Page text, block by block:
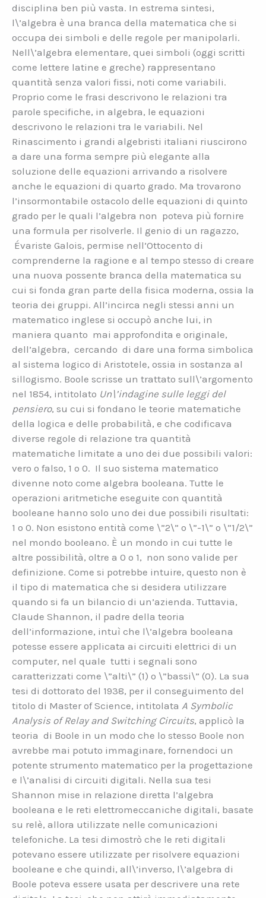
disciplina ben più vasta. In estrema sintesi,
l\’algebra è una branca della matematica che si
occupa dei simboli e delle regole per manipolarli.
Nell\’algebra elementare, quei simboli (oggi scritti
come lettere latine e greche) rappresentano
quantità senza valori fissi, noti come variabili.
Proprio come le frasi descrivono le relazioni tra
parole specifiche, in algebra, le equazioni
descrivono le relazioni tra le variabili. Nel
Rinascimento i grandi algebristi italiani riuscirono
a dare una forma sempre più elegante alla
soluzione delle equazioni arrivando a risolvere
anche le equazioni di quarto grado. Ma trovarono
l’insormontabile ostacolo delle equazioni di quinto
grado per le quali l’algebra non poteva più fornire
una formula per risolverle. Il genio di un ragazzo,
Évariste Galois, permise nell’Ottocento di
comprenderne la ragione e al tempo stesso di creare
una nuova possente branca della matematica su
cui si fonda gran parte della fisica moderna, ossia la
teoria dei gruppi. All’incirca negli stessi anni un
matematico inglese si occupò anche lui, in
maniera quanto mai approfondita e originale,
dell’algebra, cercando di dare una forma simbolica
al sistema logico di Aristotele, ossia in sostanza al
sillogismo. Boole scrisse un trattato sull\’argomento
nel 1854, intitolato Un\’indagine sulle leggi del
pensiero, su cui si fondano le teorie matematiche
della logica e delle probabilità, e che codificava
diverse regole di relazione tra quantità
matematiche limitate a uno dei due possibili valori:
vero o falso, 1 o 0. Il suo sistema matematico
divenne noto come algebra booleana. Tutte le
operazioni aritmetiche eseguite con quantità
booleane hanno solo uno dei due possibili risultati:
1 o 0. Non esistono entità come \”2\” o \”-1\” o \”1/2\”
nel mondo booleano. È un mondo in cui tutte le
altre possibilità, oltre a 0 o 1, non sono valide per
definizione. Come si potrebbe intuire, questo non è
il tipo di matematica che si desidera utilizzare
quando si fa un bilancio di un’azienda. Tuttavia,
Claude Shannon, il padre della teoria
dell’informazione, intuì che l\’algebra booleana
potesse essere applicata ai circuiti elettrici di un
computer, nel quale tutti i segnali sono
caratterizzati come \”alti\” (1) o \”bassi\” (0). La sua
tesi di dottorato del 1938, per il conseguimento del
titolo di Master of Science, intitolata A Symbolic
Analysis of Relay and Switching Circuits, applicò la
teoria di Boole in un modo che lo stesso Boole non
avrebbe mai potuto immaginare, fornendoci un
potente strumento matematico per la progettazione
e l\’analisi di circuiti digitali. Nella sua tesi
Shannon mise in relazione diretta l’algebra
booleana e le reti elettromeccaniche digitali, basate
su relè, allora utilizzate nelle comunicazioni
telefoniche. La tesi dimostrò che le reti digitali
potevano essere utilizzate per risolvere equazioni
booleane e che quindi, all\’inverso, l\’algebra di
Boole poteva essere usata per descrivere una rete